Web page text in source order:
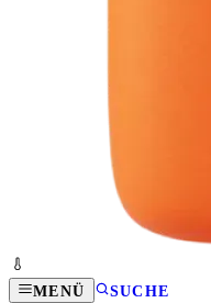
MENÜ SUCHE